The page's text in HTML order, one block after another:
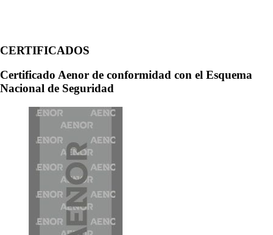
CERTIFICADOS
Certificado Aenor de conformidad con el Esquema
Nacional de Seguridad